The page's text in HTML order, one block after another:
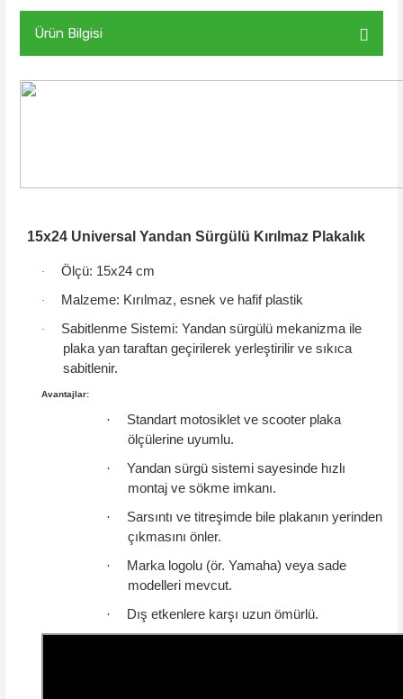
Ürün Bilgisi
15x24 Universal Yandan Sürgülü Kırılmaz Plakalık
· Ölçü: 15x24 cm
· Malzeme: Kırılmaz, esnek ve hafif plastik
· Sabitlenme Sistemi: Yandan sürgülü mekanizma ile
plaka yan taraftan geçirilerek yerleştirilir ve sıkıca
sabitlenir.
Avantajlar:
·
Standart motosiklet ve scooter plaka
ölçülerine uyumlu.
·
Yandan sürgü sistemi sayesinde hızlı
montaj ve sökme imkanı.
·
Sarsıntı ve titreşimde bile plakanın yerinden
çıkmasını önler.
·
Marka logolu (ör. Yamaha) veya sade
modelleri mevcut.
·
Dış etkenlere karşı uzun ömürlü.